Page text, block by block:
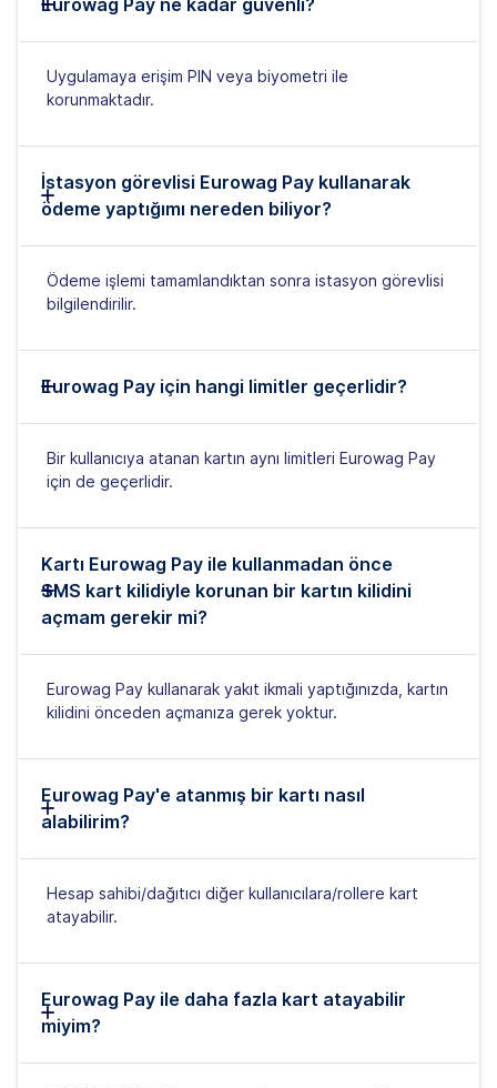
Eurowag Pay ne kadar güvenli?
Uygulamaya erişim PIN veya biyometri ile
korunmaktadır.
İstasyon görevlisi Eurowag Pay kullanarak
ödeme yaptığımı nereden biliyor?
Ödeme işlemi tamamlandıktan sonra istasyon görevlisi
bilgilendirilir.
Eurowag Pay için hangi limitler geçerlidir?
Bir kullanıcıya atanan kartın aynı limitleri Eurowag Pay
için de geçerlidir.
Kartı Eurowag Pay ile kullanmadan önce
SMS kart kilidiyle korunan bir kartın kilidini
açmam gerekir mi?
Eurowag Pay kullanarak yakıt ikmali yaptığınızda, kartın
kilidini önceden açmanıza gerek yoktur.
Eurowag Pay'e atanmış bir kartı nasıl
alabilirim?
Hesap sahibi/dağıtıcı diğer kullanıcılara/rollere kart
atayabilir.
Eurowag Pay ile daha fazla kart atayabilir
miyim?